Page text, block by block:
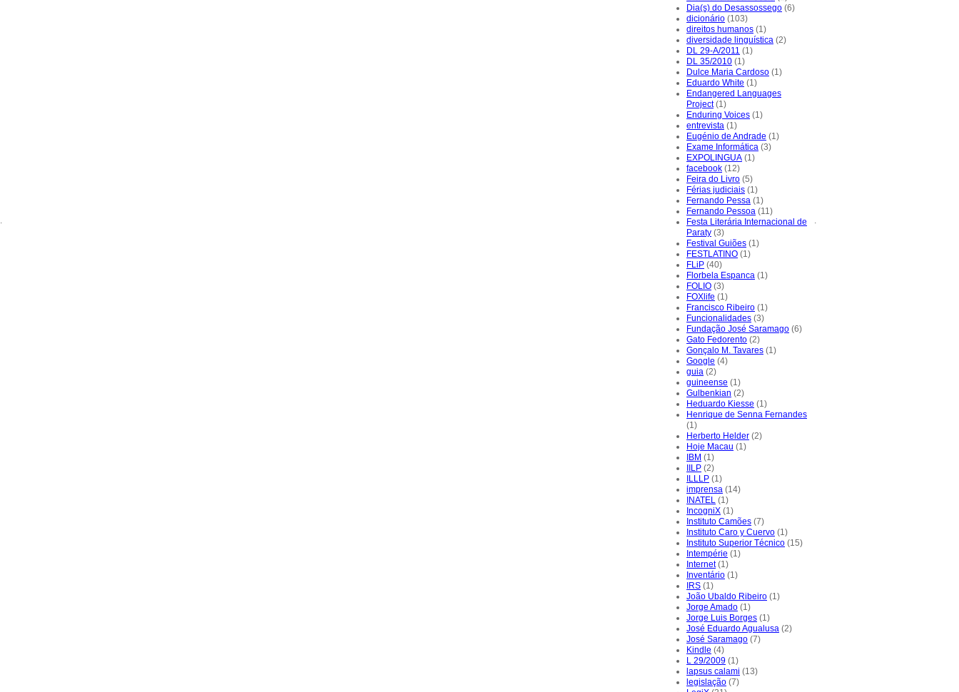
.
Dia(s) do Desassossego (6)
dicionário (103)
direitos humanos (1)
diversidade linguística (2)
DL 29-A/2011 (1)
DL 35/2010 (1)
Dulce Maria Cardoso (1)
Eduardo White (1)
Endangered Languages
Project (1)
Enduring Voices (1)
entrevista (1)
Eugénio de Andrade (1)
Exame Informática (3)
EXPOLINGUA (1)
facebook (12)
Feira do Livro (5)
Férias judiciais (1)
Fernando Pessa (1)
Fernando Pessoa (11)
Festa Literária Internacional de
Paraty (3)
Festival Guiões (1)
FESTLATINO (1)
FLiP (40)
Florbela Espanca (1)
FOLIO (3)
FOXlife (1)
Francisco Ribeiro (1)
Funcionalidades (3)
Fundação José Saramago (6)
Gato Fedorento (2)
Gonçalo M. Tavares (1)
Google (4)
guia (2)
guineense (1)
Gulbenkian (2)
Heduardo Kiesse (1)
Henrique de Senna Fernandes
(1)
Herberto Helder (2)
Hoje Macau (1)
IBM (1)
IILP (2)
ILLLP (1)
imprensa (14)
INATEL (1)
IncogniX (1)
Instituto Camões (7)
Instituto Caro y Cuervo (1)
Instituto Superior Técnico (15)
Intempérie (1)
Internet (1)
Inventário (1)
IRS (1)
João Ubaldo Ribeiro (1)
Jorge Amado (1)
Jorge Luis Borges (1)
José Eduardo Agualusa (2)
José Saramago (7)
Kindle (4)
L 29/2009 (1)
lapsus calami (13)
legislação (7)
.